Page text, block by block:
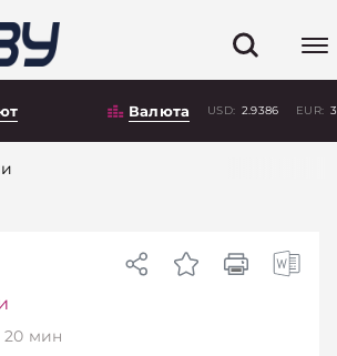
Валюта USD: 2.9386 EUR:
20 мин